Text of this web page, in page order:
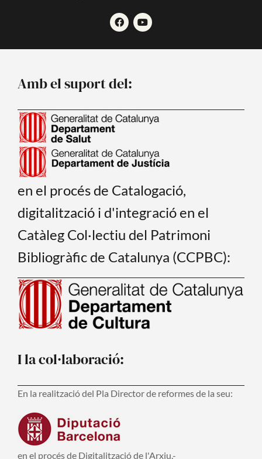
F
a
c
k
Y
o
u
Amb el suport del:
en el procés de Catalogació,
digitalització i d'integració en el
Catàleg Col·lectiu del Patrimoni
Bibliogràfic de Catalunya (CCPBC):
I la col·laboració:
En la realització del Pla Director de reformes de la seu:
en el procés de Digitalització de l'Arxiu.-